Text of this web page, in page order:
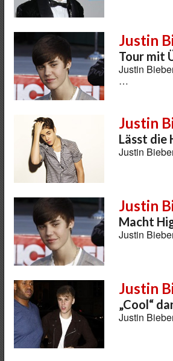
Justin
Tour mit
Justin
…
Justin
Lässt die
Justin
Justin
Macht
Justin
Justin
„Cool“
Justin